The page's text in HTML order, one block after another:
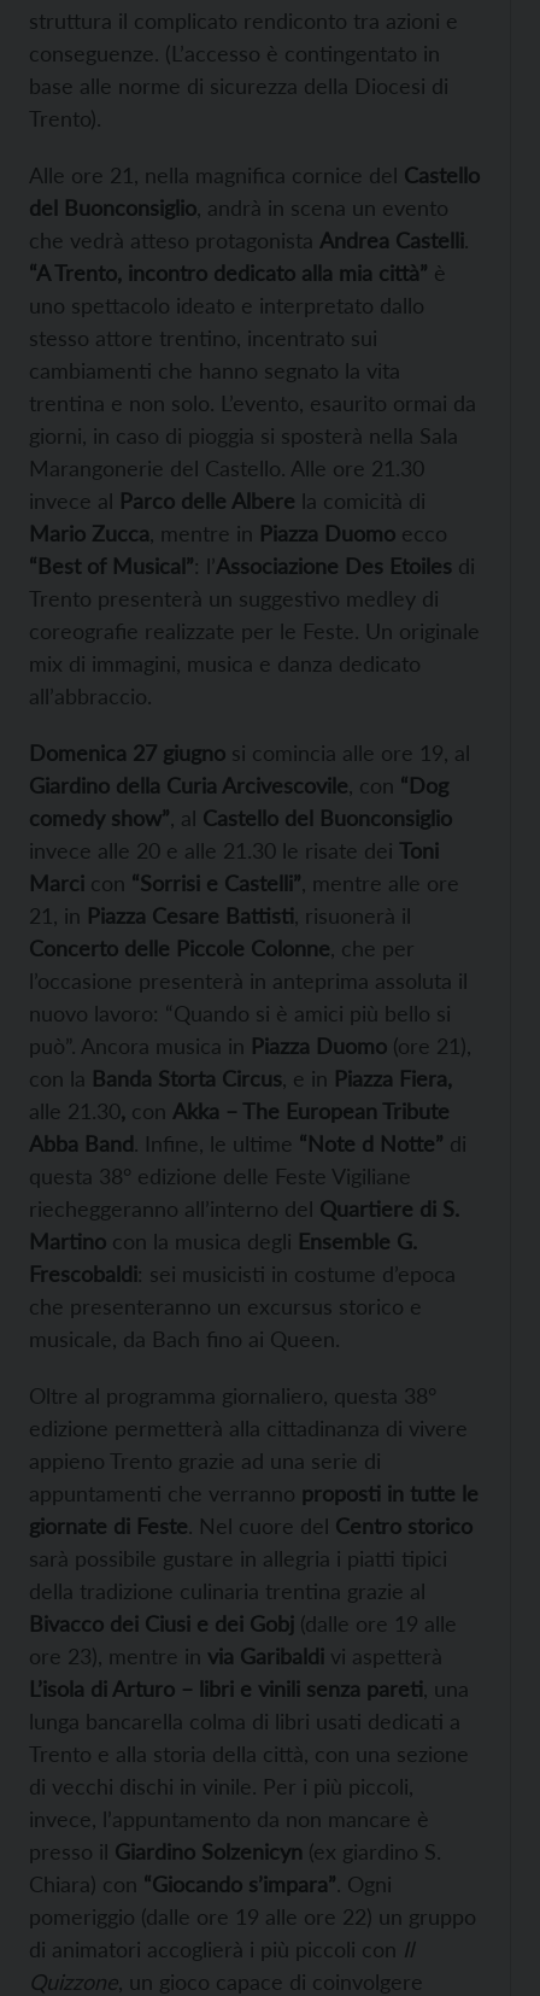
struttura il complicato rendiconto tra azioni e
conseguenze. (L’accesso è contingentato in
base alle norme di sicurezza della Diocesi di
Trento).
Alle ore 21, nella magnifica cornice del Castello
del Buonconsiglio , andrà in scena un evento
che vedrà atteso protagonista Andrea Castelli.
“A Trento, incontro dedicato alla mia città” è
uno spettacolo ideato e interpretato dallo
stesso attore trentino, incentrato sui
cambiamenti che hanno segnato la vita
trentina e non solo. L’evento, esaurito ormai da
giorni, in caso di pioggia si sposterà nella Sala
Marangonerie del Castello. Alle ore 21.30
invece al Parco delle Albere la comicità di
Mario Zucca , mentre in Piazza Duomo ecco
“Best of Musical”: l’Associazione Des Etoiles di
Trento presenterà un suggestivo medley di
coreografie realizzate per le Feste. Un originale
mix di immagini, musica e danza dedicato
all’abbraccio.
Domenica 27 giugno si comincia alle ore 19, al
Giardino della Curia Arcivescovile , con “Dog
comedy show” , al Castello del Buonconsiglio
invece alle 20 e alle 21.30 le risate dei Toni
Marci con “Sorrisi e Castelli” , mentre alle ore
21, in Piazza Cesare Battisti , risuonerà il
Concerto delle Piccole Colonne , che per
l’occasione presenterà in anteprima assoluta il
nuovo lavoro: “Quando si è amici più bello si
può”. Ancora musica in Piazza Duomo (ore 21),
con la Banda Storta Circus , e in Piazza Fiera,
alle 21.30, con Akka – The European Tribute
Abba Band. Infine, le ultime “Note d Notte” di
questa 38° edizione delle Feste Vigiliane
riecheggeranno all’interno del Quartiere di S.
Martino con la musica degli Ensemble G.
Frescobaldi: sei musicisti in costume d’epoca
che presenteranno un excursus storico e
musicale, da Bach fino ai Queen.
Oltre al programma giornaliero, questa 38°
edizione permetterà alla cittadinanza di vivere
appieno Trento grazie ad una serie di
appuntamenti che verranno proposti in tutte le
giornate di Feste. Nel cuore del Centro storico
sarà possibile gustare in allegria i piatti tipici
della tradizione culinaria trentina grazie al
Bivacco dei Ciusi e dei Gobj (dalle ore 19 alle
ore 23), mentre in via Garibaldi vi aspetterà
L’isola di Arturo – libri e vinili senza pareti , una
lunga bancarella colma di libri usati dedicati a
Trento e alla storia della città, con una sezione
di vecchi dischi in vinile. Per i più piccoli,
invece, l’appuntamento da non mancare è
presso il Giardino Solzenicyn (ex giardino S.
Chiara) con “Giocando s’impara”. Ogni
pomeriggio (dalle ore 19 alle ore 22) un gruppo
di animatori accoglierà i più piccoli con Il
Quizzone , un gioco capace di coinvolgere